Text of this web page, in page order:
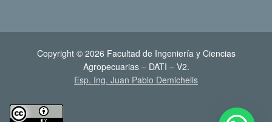
Copyright © 2026 Facultad de Ingeniería y Ciencias
Agropecuarias – DATI – V2.
Esp. Ing. Juan Pablo Demichelis